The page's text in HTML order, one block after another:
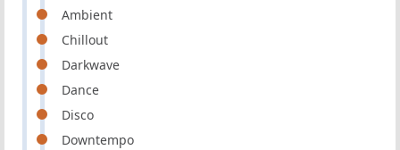
Ambient
Chillout
Darkwave
Dance
Disco
Downtempo